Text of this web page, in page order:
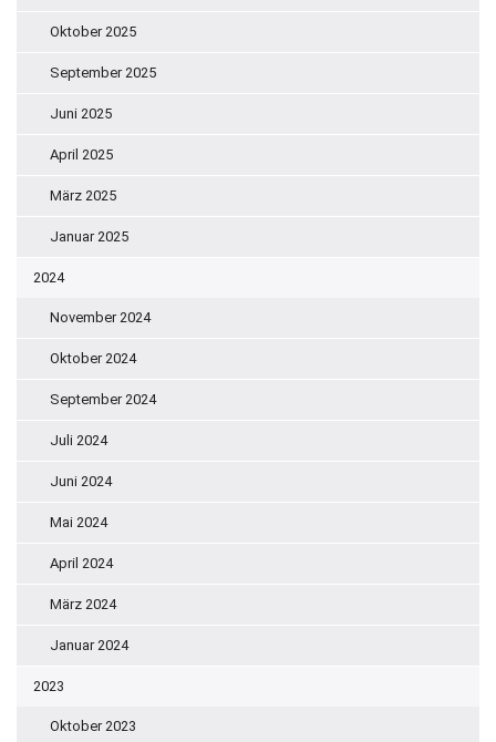
Oktober 2025
September 2025
Juni 2025
April 2025
März 2025
Januar 2025
2024
November 2024
Oktober 2024
September 2024
Juli 2024
Juni 2024
Mai 2024
April 2024
März 2024
Januar 2024
2023
Oktober 2023